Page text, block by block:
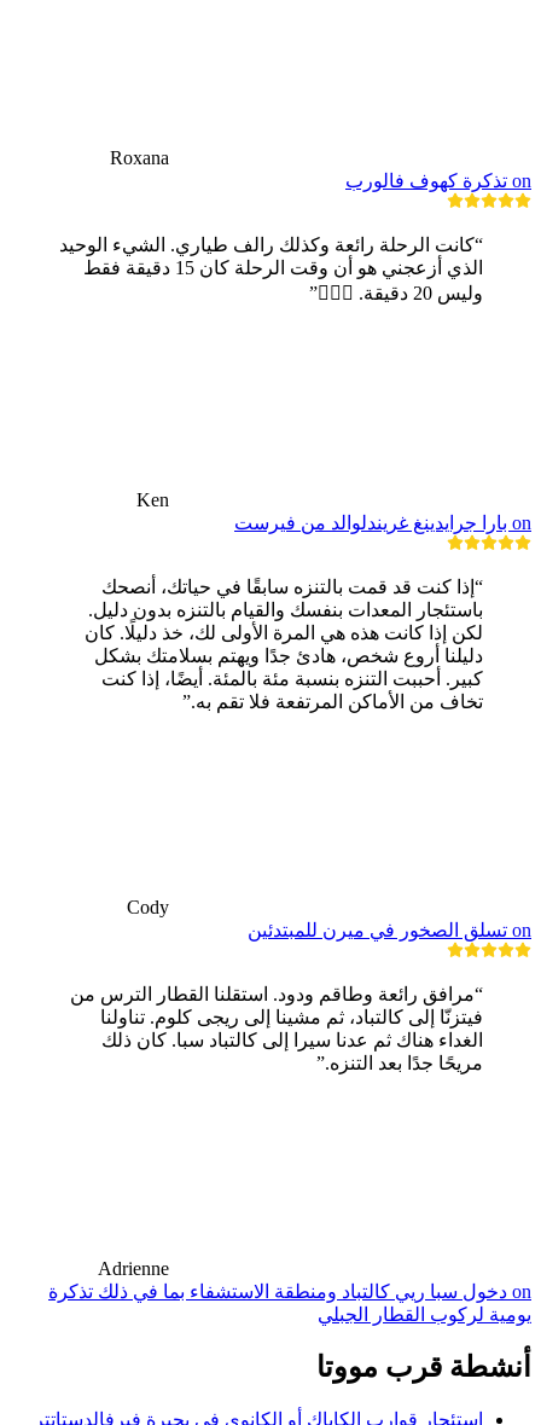
Roxana
on تذكرة كهوف فالورب
“كانت الرحلة رائعة وكذلك رالف طياري. الشيء الوحيد
الذي أزعجني هو أن وقت الرحلة كان 15 دقيقة فقط
وليس 20 دقيقة. 🤷🏼‍♂️”
Ken
on بارا جرايدينغ غريندلوالد من فيرست
“إذا كنت قد قمت بالتنزه سابقًا في حياتك، أنصحك
باستئجار المعدات بنفسك والقيام بالتنزه بدون دليل.
لكن إذا كانت هذه هي المرة الأولى لك، خذ دليلًا. كان
دليلنا أروع شخص، هادئ جدًا ويهتم بسلامتك بشكل
كبير. أحببت التنزه بنسبة مئة بالمئة. أيضًا، إذا كنت
تخاف من الأماكن المرتفعة فلا تقم به.”
Cody
on تسلق الصخور في ميرن للمبتدئين
“مرافق رائعة وطاقم ودود. استقلنا القطار الترس من
فيتزنّا إلى كالتباد، ثم مشينا إلى ريجى كلوم. تناولنا
الغداء هناك ثم عدنا سيرا إلى كالتباد سبا. كان ذلك
مريحًا جدًا بعد التنزه.”
Adrienne
on دخول سبا ريي كالتباد ومنطقة الاستشفاء بما في ذلك تذكرة
يومية لركوب القطار الجبلي
أنشطة قرب مووتا
استئجار قوارب الكاياك أو الكانوي في بحيرة فيرفالدستاتتر